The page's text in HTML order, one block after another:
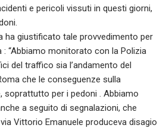
e pericoli vissuti in questi giorni,
ha giustificato tale provvedimento per
“Abbiamo monitorato con la Polizia
del traffico sia l’andamento del
che le conseguenze sulla
soprattutto per i pedoni . Abbiamo
a seguito di segnalazioni, che
Vittorio Emanuele produceva disagio